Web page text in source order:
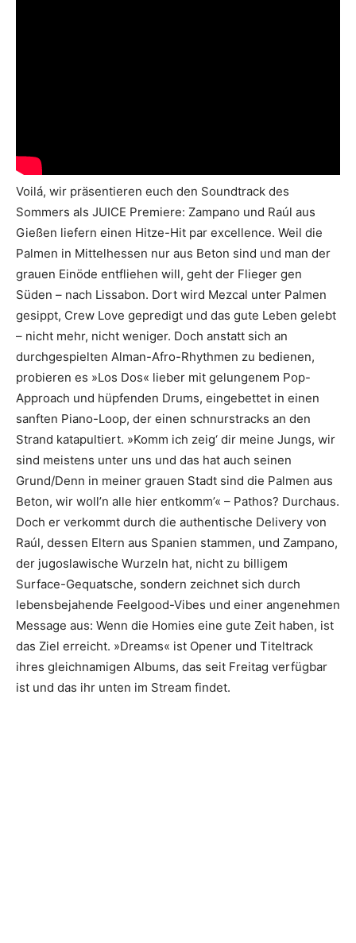
Voilá, wir präsentieren euch den Soundtrack des
Sommers als JUICE Premiere: Zampano und Raúl aus
Gießen liefern einen Hitze-Hit par excellence. Weil die
Palmen in Mittelhessen nur aus Beton sind und man der
grauen Einöde entfliehen will, geht der Flieger gen
Süden – nach Lissabon. Dort wird Mezcal unter Palmen
gesippt, Crew Love gepredigt und das gute Leben gelebt
– nicht mehr, nicht weniger. Doch anstatt sich an
durchgespielten Alman-Afro-Rhythmen zu bedienen,
probieren es »Los Dos« lieber mit gelungenem Pop-
Approach und hüpfenden Drums, eingebettet in einen
sanften Piano-Loop, der einen schnurstracks an den
Strand katapultiert. »Komm ich zeig‘ dir meine Jungs, wir
sind meistens unter uns und das hat auch seinen
Grund/Denn in meiner grauen Stadt sind die Palmen aus
Beton, wir woll’n alle hier entkomm’« – Pathos? Durchaus.
Doch er verkommt durch die authentische Delivery von
Raúl, dessen Eltern aus Spanien stammen, und Zampano,
der jugoslawische Wurzeln hat, nicht zu billigem
Surface-Gequatsche, sondern zeichnet sich durch
lebensbejahende Feelgood-Vibes und einer angenehmen
Message aus: Wenn die Homies eine gute Zeit haben, ist
das Ziel erreicht. »Dreams« ist Opener und Titeltrack
ihres gleichnamigen Albums, das seit Freitag verfügbar
ist und das ihr unten im Stream findet.